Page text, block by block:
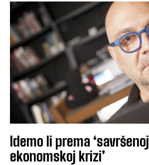
Idemo li prema ‘savršenoj
ekonomskoj krizi’